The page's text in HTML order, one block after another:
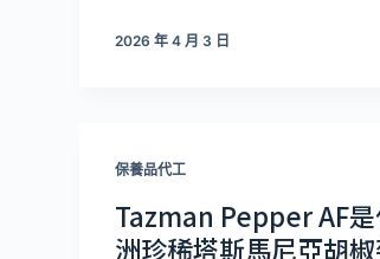
2026 年 4 月 3 日
保養品代工
Tazman Pepper AF
洲珍稀塔斯馬尼亞胡